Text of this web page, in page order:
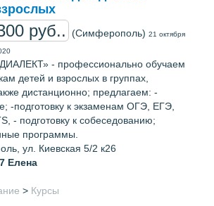
руб.. (Симферополь) 21 октября
- профессионально обучаем
детей и взрослых в группах,
дистанционно; предлагаем: -
-подготовку к экзаменам ОГЭ, ЕГЭ,
- подготовку к собеседованию;
программы.
ул. Киевская 5/2 к26
Елена
> Курсы